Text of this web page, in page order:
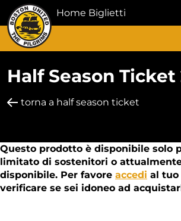
Home Biglietti
Half Season Ticket
torna a half season ticket
Questo prodotto è disponibile solo
limitato di sostenitori o
disponibile. Per favore accedi al tuo
verificare se sei idoneo ad